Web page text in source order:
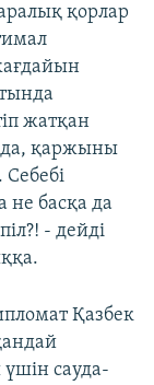
қорлар
жатқан
да, қаржыны
Себебі
басқа да
- дейді
Қазбек
сауда-